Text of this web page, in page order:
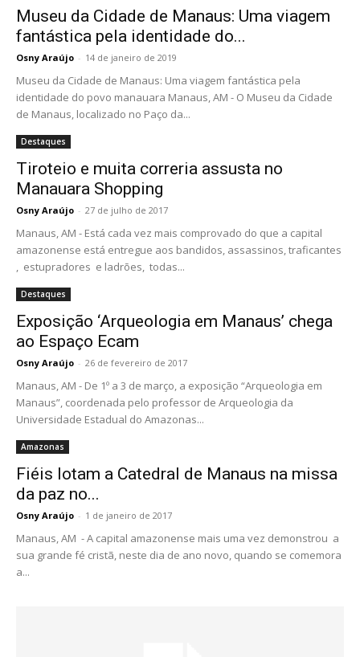
Museu da Cidade de Manaus: Uma viagem
fantástica pela identidade do...
Osny Araújo - 14 de janeiro de 2019
Museu da Cidade de Manaus: Uma viagem fantástica pela
identidade do povo manauara Manaus, AM - O Museu da Cidade
de Manaus, localizado no Paço da...
Destaques
Tiroteio e muita correria assusta no
Manauara Shopping
Osny Araújo - 27 de julho de 2017
Manaus, AM - Está cada vez mais comprovado do que a capital
amazonense está entregue aos bandidos, assassinos, traficantes
, estupradores e ladrões, todas...
Destaques
Exposição ‘Arqueologia em Manaus’ chega
ao Espaço Ecam
Osny Araújo - 26 de fevereiro de 2017
Manaus, AM - De 1º a 3 de março, a exposição “Arqueologia em
Manaus”, coordenada pelo professor de Arqueologia da
Universidade Estadual do Amazonas...
Amazonas
Fiéis lotam a Catedral de Manaus na missa
da paz no...
Osny Araújo - 1 de janeiro de 2017
Manaus, AM - A capital amazonense mais uma vez demonstrou a
sua grande fé cristã, neste dia de ano novo, quando se comemora
a...